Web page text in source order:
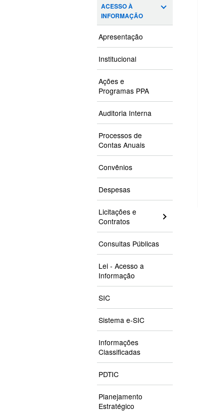
ACESSO À
INFORMAÇÃO
Apresentação
Institucional
Ações e
Programas PPA
Auditoria Interna
Processos de
Contas Anuais
Convênios
Despesas
Licitações e
Contratos
Consultas Públicas
Lei - Acesso a
Informação
SIC
Sistema e-SIC
Informações
Classificadas
PDTIC
Planejamento
Estratégico